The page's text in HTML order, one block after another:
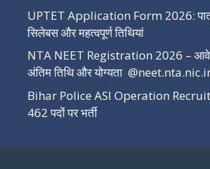
UPTET Application Form 2026:
सिलेबस और महत्वपूर्ण तिथियां
NTA NEET Registration 2026 –
अंतिम तिथि और योग्यता
Bihar Police ASI Operation
462 पदों पर भर्ती